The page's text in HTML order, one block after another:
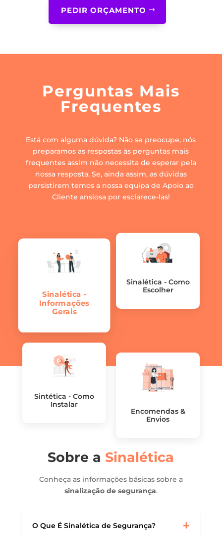
PEDIR ORÇAMENTO
Perguntas Mais
Frequentes
Está com alguma dúvida? Não se preocupe, nós
preparamos as respostas às perguntas mais
frequentes assim não necessita de esperar pela
nossa resposta. Se, ainda assim, as dúvidas
persistirem temos a nossa equipa de Apoio ao
Cliente ansiosa por esclarece-las!
Sinalética -
Informações
Gerais
Sinalética - Como
Escolher
Sintética - Como
Instalar
Encomendas &
Envios
Sobre a Sinalética
Conheça as informações básicas sobre a
sinalização de segurança.
O Que É Sinalética de Segurança?